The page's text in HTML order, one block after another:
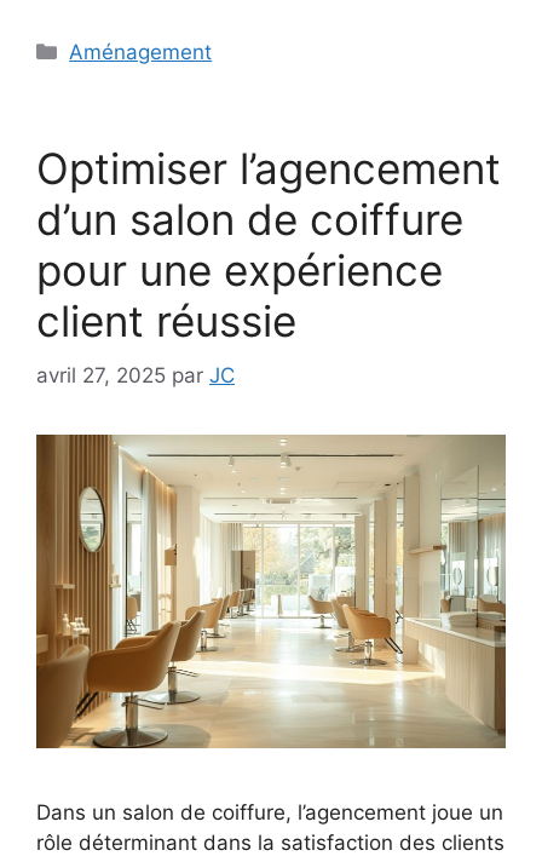
Catégories
Aménagement
Optimiser l’agencement
d’un salon de coiffure
pour une expérience
client réussie
avril 27, 2025 par JC
Dans un salon de coiffure, l’agencement joue un
rôle déterminant dans la satisfaction des clients